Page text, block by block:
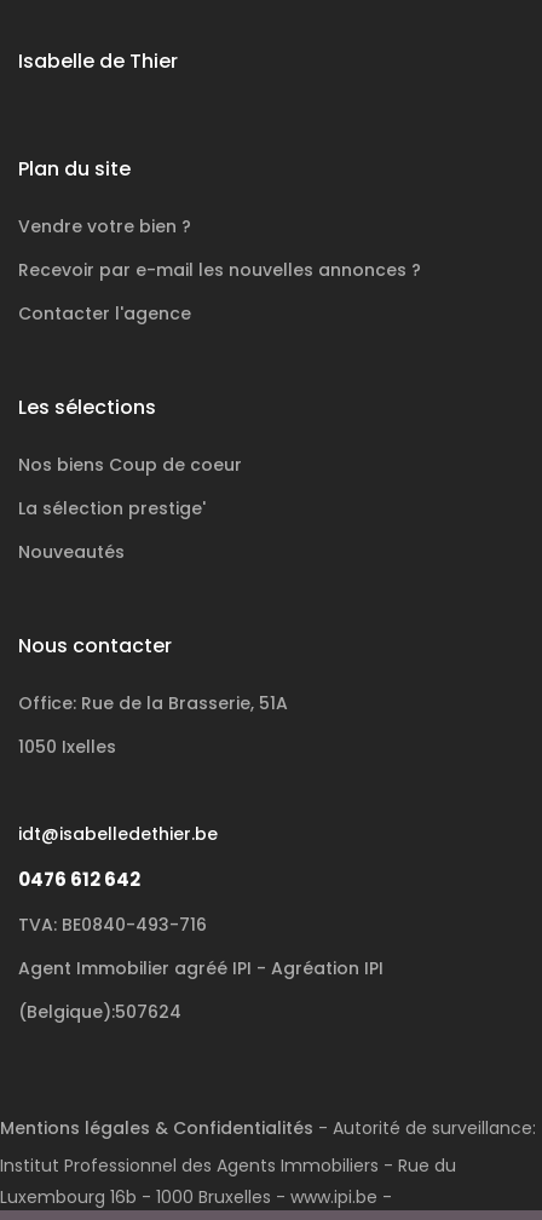
Isabelle de Thier
Plan du site
Vendre votre bien ?
Recevoir par e-mail les nouvelles annonces ?
Contacter l'agence
Les sélections
Nos biens Coup de coeur
La sélection prestige'
Nouveautés
Nous contacter
Office: Rue de la Brasserie, 51A
1050 Ixelles
idt@isabelledethier.be
0476 612 642
TVA: BE0840-493-716
Agent Immobilier agréé IPI - Agréation IPI
(Belgique):507624
Mentions légales & Confidentialités - Autorité de surveillance:
Institut Professionnel des Agents Immobiliers - Rue du
Luxembourg 16b - 1000 Bruxelles - www.ipi.be -